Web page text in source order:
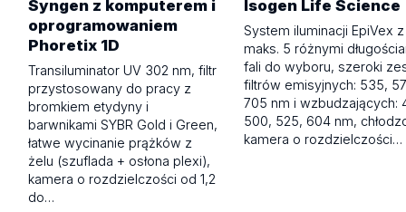
Syngen z komputerem i
oprogramowaniem
Phoretix 1D
Transiluminator UV 302 nm, filtr
przystosowany do pracy z
bromkiem etydyny i
barwnikami SYBR Gold i Green,
łatwe wycinanie prążków z
żelu (szuflada + osłona plexi),
kamera o rozdzielczości od 1,2
do…
Isogen Life Science
System iluminacji EpiVex z
maks. 5 różnymi
fali do wyboru, szeroki
filtrów emisyjnych: 535,
705 nm i wzbudzających:
500, 525, 604 nm,
kamera o rozdzielczości…